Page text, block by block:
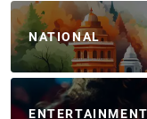
NATIONAL